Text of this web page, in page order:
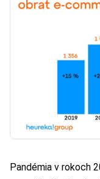
Pandémia v rokoch